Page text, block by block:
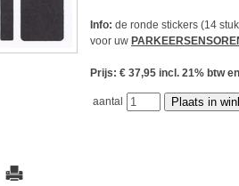
Info: de ronde stickers (14
voor uw
Prijs: € 37,95 incl. 21% btw
aantal